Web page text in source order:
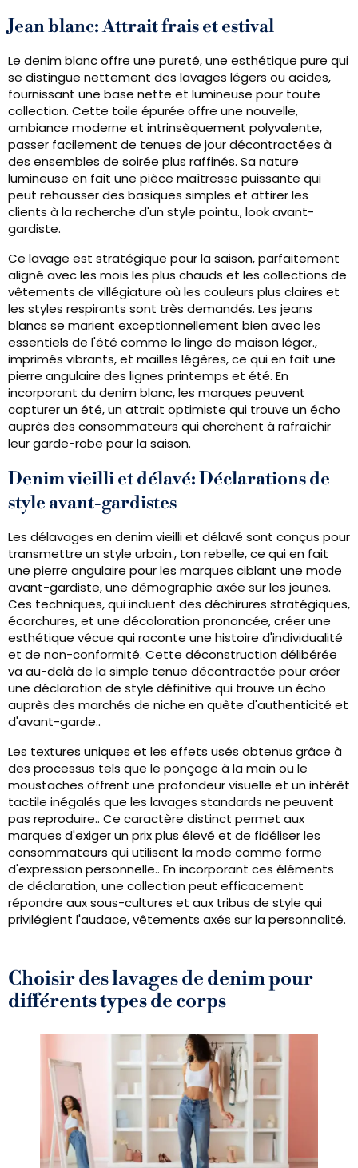
Jean blanc: Attrait frais et estival
Le denim blanc offre une pureté, une esthétique pure qui
se distingue nettement des lavages légers ou acides,
fournissant une base nette et lumineuse pour toute
collection. Cette toile épurée offre une nouvelle,
ambiance moderne et intrinsèquement polyvalente,
passer facilement de tenues de jour décontractées à
des ensembles de soirée plus raffinés. Sa nature
lumineuse en fait une pièce maîtresse puissante qui
peut rehausser des basiques simples et attirer les
clients à la recherche d'un style pointu., look avant-
gardiste.
Ce lavage est stratégique pour la saison, parfaitement
aligné avec les mois les plus chauds et les collections de
vêtements de villégiature où les couleurs plus claires et
les styles respirants sont très demandés. Les jeans
blancs se marient exceptionnellement bien avec les
essentiels de l'été comme le linge de maison léger.,
imprimés vibrants, et mailles légères, ce qui en fait une
pierre angulaire des lignes printemps et été. En
incorporant du denim blanc, les marques peuvent
capturer un été, un attrait optimiste qui trouve un écho
auprès des consommateurs qui cherchent à rafraîchir
leur garde-robe pour la saison.
Denim vieilli et délavé: Déclarations de
style avant-gardistes
Les délavages en denim vieilli et délavé sont conçus pour
transmettre un style urbain., ton rebelle, ce qui en fait
une pierre angulaire pour les marques ciblant une mode
avant-gardiste, une démographie axée sur les jeunes.
Ces techniques, qui incluent des déchirures stratégiques,
écorchures, et une décoloration prononcée, créer une
esthétique vécue qui raconte une histoire d'individualité
et de non-conformité. Cette déconstruction délibérée
va au-delà de la simple tenue décontractée pour créer
une déclaration de style définitive qui trouve un écho
auprès des marchés de niche en quête d'authenticité et
d'avant-garde..
Les textures uniques et les effets usés obtenus grâce à
des processus tels que le ponçage à la main ou le
moustaches offrent une profondeur visuelle et un intérêt
tactile inégalés que les lavages standards ne peuvent
pas reproduire.. Ce caractère distinct permet aux
marques d'exiger un prix plus élevé et de fidéliser les
consommateurs qui utilisent la mode comme forme
d'expression personnelle.. En incorporant ces éléments
de déclaration, une collection peut efficacement
répondre aux sous-cultures et aux tribus de style qui
privilégient l'audace, vêtements axés sur la personnalité.
Choisir des lavages de denim pour
différents types de corps